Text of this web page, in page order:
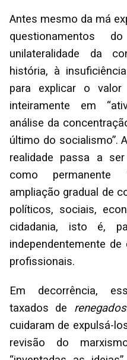
Antes mesmo da má
questionamentos
unilateralidade da
história, à
para explicar o valor
inteiramente em
análise da
último do socialismo”.
realidade passa a
como permanente
ampliação gradual de
políticos, sociais,
cidadania, isto é,
independentemente
profissionais.
Em decorrência,
taxados de renegados
cuidaram de expulsá-
revisão do